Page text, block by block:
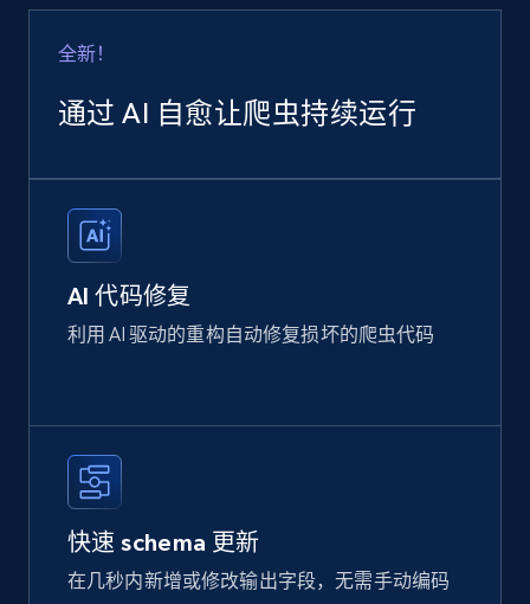
全新！
通过 AI 自愈让爬虫持续运行
AI 代码修复
利用 AI 驱动的重构自动修复损坏的爬虫代码
快速 schema 更新
在几秒内新增或修改输出字段，无需手动编码